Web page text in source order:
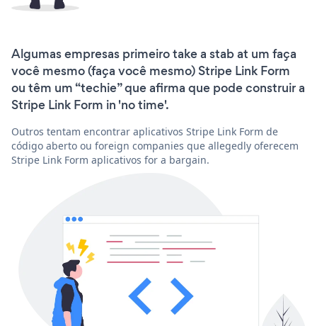
Algumas empresas primeiro take a stab at um faça
você mesmo (faça você mesmo) Stripe Link Form
ou têm um “techie” que afirma que pode construir a
Stripe Link Form in 'no time'.
Outros tentam encontrar aplicativos Stripe Link Form de
código aberto ou foreign companies que allegedly oferecem
Stripe Link Form aplicativos for a bargain.